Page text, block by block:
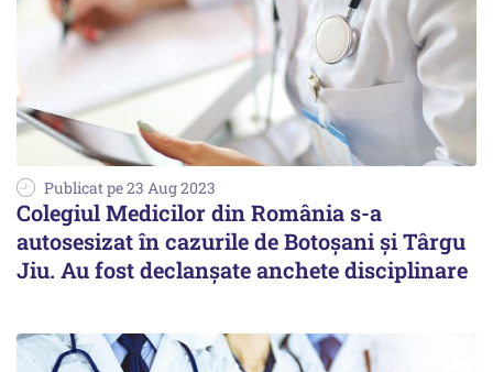
Publicat pe 23 Aug 2023
Colegiul Medicilor din România s-a
autosesizat în cazurile de Botoșani și Târgu
Jiu. Au fost declanșate anchete disciplinare